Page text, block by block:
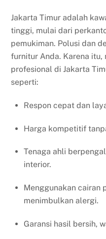
Jakarta Timur adalah
tinggi, mulai dari
pemukiman. Polusi dan
furnitur Anda. Karena itu,
profesional di Jakarta
seperti:
Respon cepat dan
Harga kompetitif
Tenaga ahli
interior.
Menggunakan cairan
menimbulkan alergi.
Garansi hasil bersih,